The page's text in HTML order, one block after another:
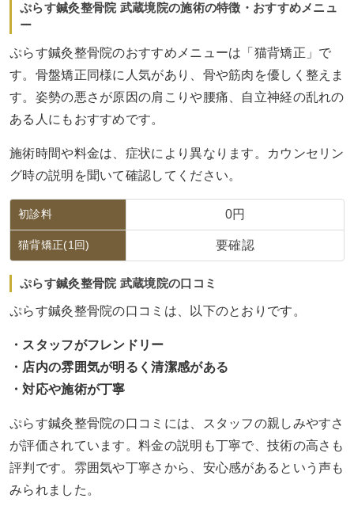
ぷらす鍼灸整骨院 武蔵境院の施術の特徴・おすすめメニュ
ー
ぷらす鍼灸整骨院のおすすめメニューは「猫背矯正」で
す。骨盤矯正同様に人気があり、骨や筋肉を優しく整えま
す。姿勢の悪さが原因の肩こりや腰痛、自立神経の乱れの
ある人にもおすすめです。
施術時間や料金は、症状により異なります。カウンセリン
グ時の説明を聞いて確認してください。
初診料 0円
猫背矯正(1回) 要確認
ぷらす鍼灸整骨院 武蔵境院の口コミ
ぷらす鍼灸整骨院の口コミは、以下のとおりです。
・スタッフがフレンドリー
・店内の雰囲気が明るく清潔感がある
・対応や施術が丁寧
ぷらす鍼灸整骨院の口コミには、スタッフの親しみやすさ
が評価されています。料金の説明も丁寧で、技術の高さも
評判です。雰囲気や丁寧さから、安心感があるという声も
みられました。